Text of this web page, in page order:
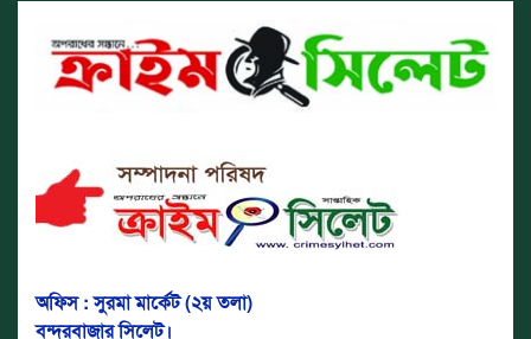
অফিস : সুরমা মার্কেট (২য় তলা)
বন্দরবাজার সিলেট।